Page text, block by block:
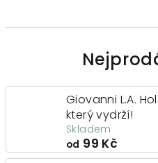
Giovanni L.A.
který vydrží!
Skladem
od 99 Kč